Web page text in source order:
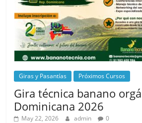
Giras y Pasantías Próximos Cursos
Gira técnica banano
Dominicana 2026
May 22, 2026 admin 0